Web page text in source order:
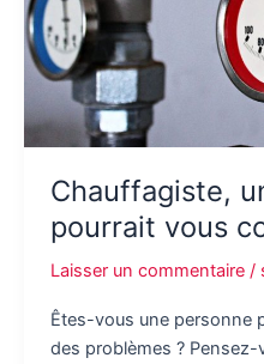
Chauffagiste,
pourrait vous
Laisser un commentaire /
Êtes-vous une personne
des problèmes ?